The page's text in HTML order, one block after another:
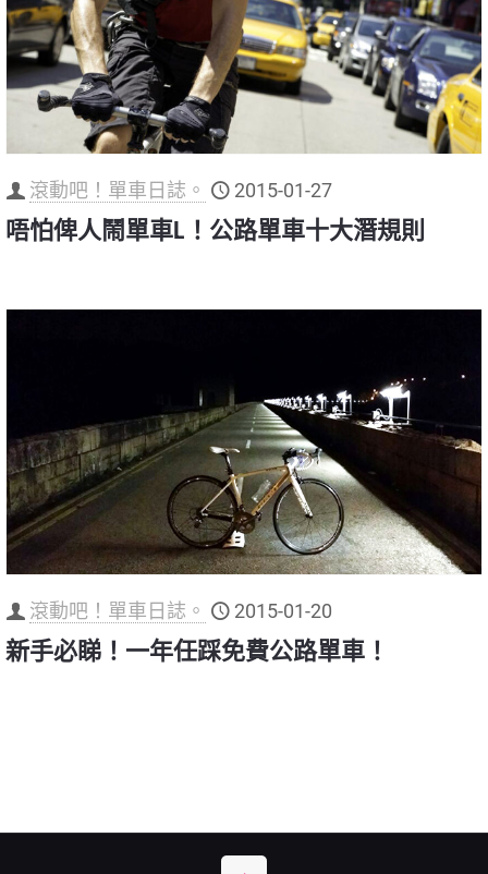
滾動吧！單車日誌。 2015-01-27
唔怕俾人鬧單車L！公路單車十大潛規則
滾動吧！單車日誌。 2015-01-20
新手必睇！一年任踩免費公路單車！